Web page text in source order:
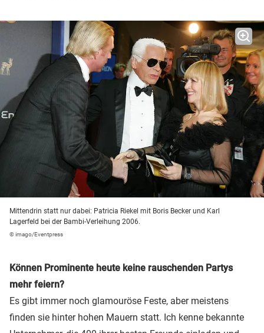
Mittendrin statt nur dabei: Patricia Riekel mit Boris Becker und Karl
Lagerfeld bei der Bambi-Verleihung 2006.
© imago/Eventpress
Können Prominente heute keine rauschenden Partys
mehr feiern?
Es gibt immer noch glamouröse Feste, aber meistens
finden sie hinter hohen Mauern statt. Ich kenne bekannte